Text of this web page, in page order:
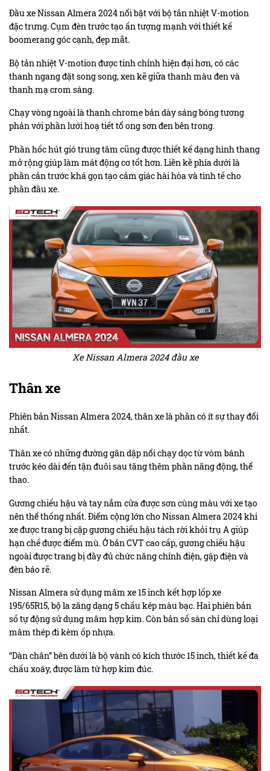
Đầu xe Nissan Almera 2024 nổi bật với bộ tản nhiệt V-motion
đặc trưng. Cụm đèn trước tạo ấn tượng mạnh với thiết kế
boomerang góc cạnh, đẹp mắt.
Bộ tản nhiệt V-motion được tinh chỉnh hiện đại hơn, có các
thanh ngang đặt song song, xen kẽ giữa thanh màu đen và
thanh mạ crom sáng.
Chạy vòng ngoài là thanh chrome bản dày sáng bóng tương
phản với phần lưới hoạ tiết tổ ong sơn đen bên trong.
Phần hốc hút gió trung tâm cũng được thiết kế dạng hình thang
mở rộng giúp làm mát động cơ tốt hơn. Liền kề phía dưới là
phần cản trước khá gọn tạo cảm giác hài hòa và tinh tế cho
phần đầu xe.
Xe Nissan Almera 2024 đầu xe
Thân xe
Phiên bản Nissan Almera 2024, thân xe là phần có ít sự thay đổi
nhất.
Thân xe có những đường gân dập nổi chạy dọc từ vòm bánh
trước kéo dài đến tận đuôi sau tăng thêm phần năng động, thể
thao.
Gương chiếu hậu và tay nắm cửa được sơn cùng màu với xe tạo
nên thể thống nhất. Điểm cộng lớn cho Nissan Almera 2024 khi
xe được trang bị cặp gương chiếu hậu tách rời khỏi trụ A giúp
hạn chế được điểm mù. Ở bản CVT cao cấp, gương chiếu hậu
ngoài được trang bị đầy đủ chức năng chỉnh điện, gập điện và
đèn báo rẽ.
Nissan Almera sử dụng mâm xe 15 inch kết hợp lốp xe
195/65R15, bộ la zăng dạng 5 chấu kép màu bạc. Hai phiên bản
số tự động sử dụng mâm hợp kim. Còn bản số sàn chỉ dùng loại
mâm thép đi kèm ốp nhựa.
“Dàn chân” bên dưới là bộ vành có kích thước 15 inch, thiết kế đa
chấu xoáy, được làm từ hợp kim đúc.